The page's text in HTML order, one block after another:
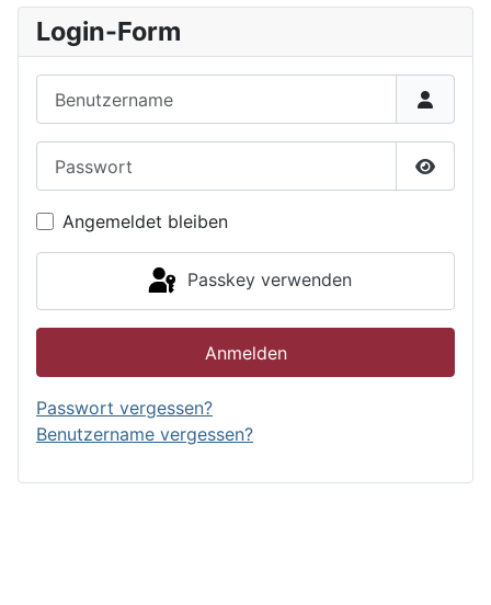
Login-Form
Angemeldet bleiben
Passkey verwenden
Anmelden
Passwort vergessen?
Benutzername vergessen?